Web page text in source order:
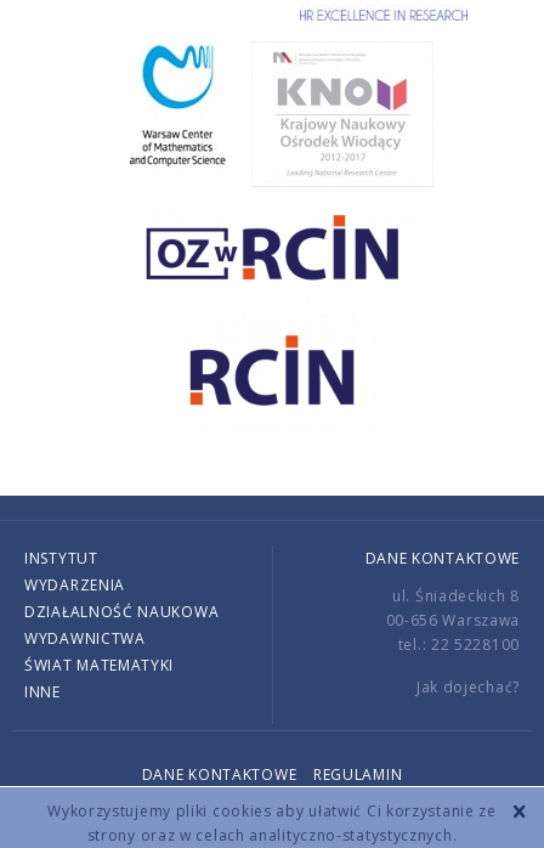
Wykorzystujemy pliki cookies aby ułatwić Ci korzystanie ze
strony oraz w celach analityczno-statystycznych.
INSTYTUT
WYDARZENIA
DZIAŁALNOŚĆ NAUKOWA
WYDAWNICTWA
ŚWIAT MATEMATYKI
INNE
DANE KONTAKTOWE
ul. Śniadeckich 8
00-656 Warszawa
tel.: 22 5228100
Jak dojechać?
DANE KONTAKTOWE
REGULAMIN
Copyright © 2026 by IMPAN. All rights reserved.